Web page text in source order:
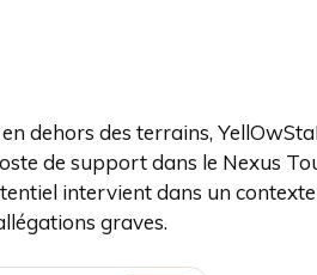
dehors des terrains,
de support dans le Nexus
intervient dans un
graves.